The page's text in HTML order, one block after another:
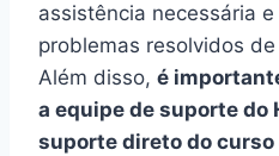
assistência necessária
problemas resolvidos
Além disso, é
a equipe de suporte do
suporte direto do curso